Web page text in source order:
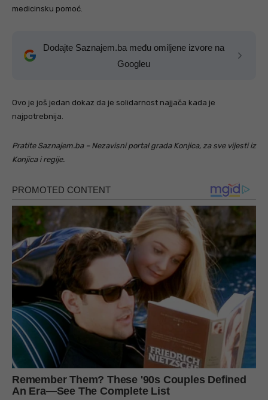
medicinsku pomoć.
Dodajte Saznajem.ba među omiljene izvore na
Googleu
Ovo je još jedan dokaz da je solidarnost najjača kada je
najpotrebnija.
Pratite Saznajem.ba – Nezavisni portal grada Konjica, za sve vijesti iz
Konjica i regije.